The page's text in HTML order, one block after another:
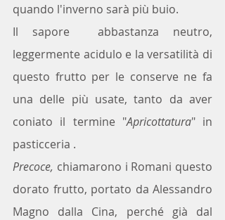
quando l'inverno sarà più buio.
Il sapore  abbastanza neutro,
leggermente acidulo e la versatilità di
questo frutto per le conserve ne fa
una delle più usate, tanto da aver
coniato il termine "Apricottatura" in
pasticceria .
Precoce, chiamarono i Romani questo
dorato frutto, portato da Alessandro
Magno dalla Cina, perché già dal